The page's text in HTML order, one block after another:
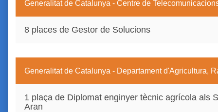
Generalitat de Catalunya - Centre de
8 places de Gestor de Solucions
Generalitat de Catalunya - Departament d'Agricultura,
1 plaça de Diplomat enginyer tècnic agrícola als
Aran